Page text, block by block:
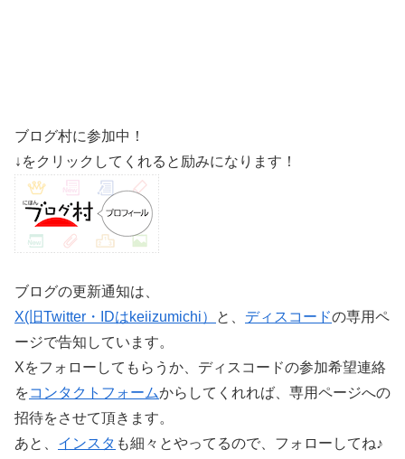
ブログ村に参加中！
↓をクリックしてくれると励みになります！
ブログの更新通知は、
X(旧Twitter・IDはkeiizumichi）
と、 ディスコードの専用ペ
ージで告知しています。
Xをフォローしてもらうか、ディスコードの参加希望連絡
をコンタクトフォームからしてくれれば、専用ページへの
招待をさせて頂きます。
あと、 インスタ も細々とやってるので、フォローしてね♪